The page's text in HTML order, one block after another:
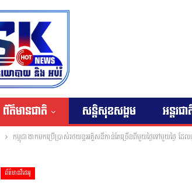
ព័ត៌មានជាតិ សន្តិសុខសង្គម អន្តរជ
កម្ពុជាងាកមកប្រើប្រាស់រថយន្តអគ្គិសនីកាន់តែច្រើនពីមួយថ្ងៃទៅមួយថ្ងៃ
ព័ត៌មានវីដេអូ